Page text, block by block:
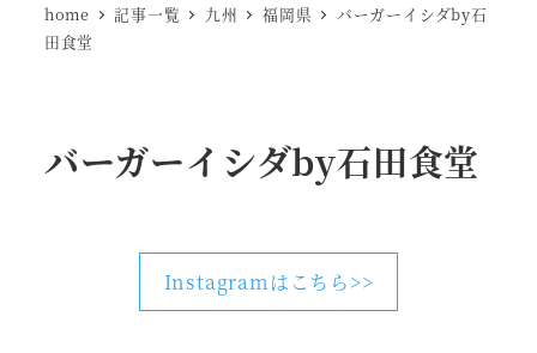
home 記事一覧 九州 福岡県
バーガーイシダby石
田食堂
バーガーイシダby石田食堂
Instagramはこちら>>